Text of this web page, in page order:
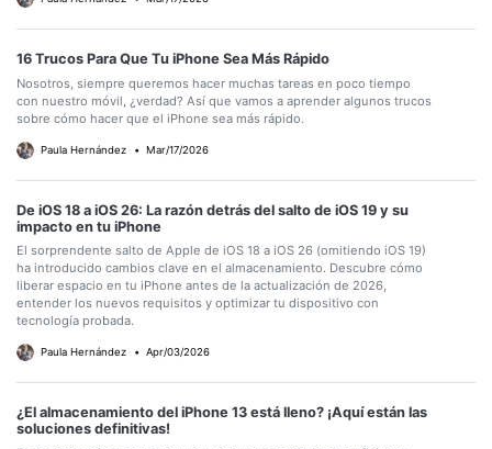
16 Trucos Para Que Tu iPhone Sea Más Rápido
Nosotros, siempre queremos hacer muchas tareas en poco tiempo
con nuestro móvil, ¿verdad? Así que vamos a aprender algunos trucos
sobre cómo hacer que el iPhone sea más rápido.
Paula Hernández • Mar/17/2026
De iOS 18 a iOS 26: La razón detrás del salto de iOS 19 y su
impacto en tu iPhone
El sorprendente salto de Apple de iOS 18 a iOS 26 (omitiendo iOS 19)
ha introducido cambios clave en el almacenamiento. Descubre cómo
liberar espacio en tu iPhone antes de la actualización de 2026,
entender los nuevos requisitos y optimizar tu dispositivo con
tecnología probada.
Paula Hernández • Apr/03/2026
¿El almacenamiento del iPhone 13 está lleno? ¡Aquí están las
soluciones definitivas!